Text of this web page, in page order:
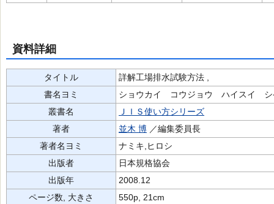
資料詳細
タイトル
詳解工場排水試験方法 ,
書名ヨミ
ショウカイ コウジョウ ハイスイ
叢書名
ＪＩＳ使い方シリーズ
著者
並木 博 ／編集委員長
著者名ヨミ
ナミキ,ヒロシ
出版者
日本規格協会
出版年
2008.12
ページ数, 大きさ
550p, 21cm